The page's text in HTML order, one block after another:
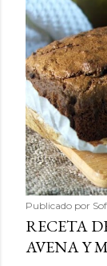
Publicado por
RECETA
AVENA Y